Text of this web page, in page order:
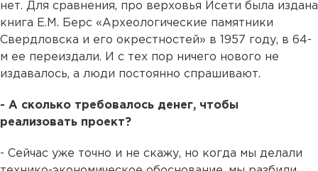
нет. Для сравнения, про верховья Исети была издана
книга Е.М. Берс «Археологические памятники
Свердловска и его окрестностей» в 1957 году, в 64-
м ее переиздали. И с тех пор ничего нового не
издавалось, а люди постоянно спрашивают.
- А сколько требовалось денег, чтобы
реализовать проект?
- Сейчас уже точно и не скажу, но когда мы делали